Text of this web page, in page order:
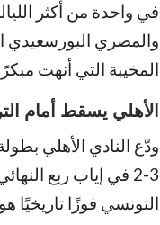
في واحدة من أكثر
والمصري البورسعيدي
المخيبة التي أنهت
الأهلي يسقط أمام
ودّع النادي الأهلي
3-2 في إياب ربع
التونسي فوزًا تاريخيًا